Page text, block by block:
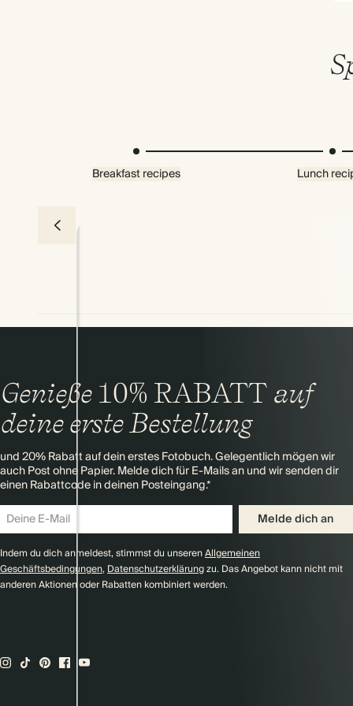
Breakfast recipes Lunch
Genieße 10% RABATT auf
deine erste Bestellung
und 20% Rabatt auf dein erstes Fotobuch. Gelegentlich mögen wir
auch Post ohne Papier. Melde dich für E-Mails an und wir senden dir
einen Rabattcode in deinen Posteingang.*
Melde dich an
Indem du dich anmeldest, stimmst du unserenAllgemeinen
Geschäftsbedingungen,Datenschutzerklärungzu. Das Angebot kann nicht mit
anderen Aktionen oder Rabatten kombiniert werden.